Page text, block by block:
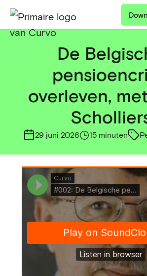
De
overleven,
29 juni 2026 15 minuten